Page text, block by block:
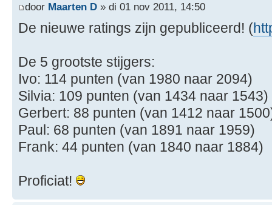
door Maarten D » di 01 nov 2011, 14:50
De nieuwe ratings zijn gepubliceerd! (
De 5 grootste stijgers:
Ivo: 114 punten (van 1980 naar 2094)
Silvia: 109 punten (van 1434 naar 1543)
Gerbert: 88 punten (van 1412 naar
Paul: 68 punten (van 1891 naar 1959)
Frank: 44 punten (van 1840 naar 1884)
Proficiat!